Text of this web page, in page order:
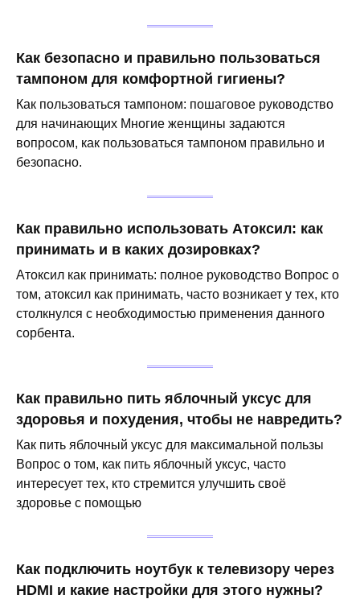
Как безопасно и правильно пользоваться
тампоном для комфортной гигиены?
Как пользоваться тампоном: пошаговое руководство
для начинающих Многие женщины задаются
вопросом, как пользоваться тампоном правильно и
безопасно.
Как правильно использовать Атоксил: как
принимать и в каких дозировках?
Атоксил как принимать: полное руководство Вопрос о
том, атоксил как принимать, часто возникает у тех, кто
столкнулся с необходимостью применения данного
сорбента.
Как правильно пить яблочный уксус для
здоровья и похудения, чтобы не навредить?
Как пить яблочный уксус для максимальной пользы
Вопрос о том, как пить яблочный уксус, часто
интересует тех, кто стремится улучшить своё
здоровье с помощью
Как подключить ноутбук к телевизору через
HDMI и какие настройки для этого нужны?